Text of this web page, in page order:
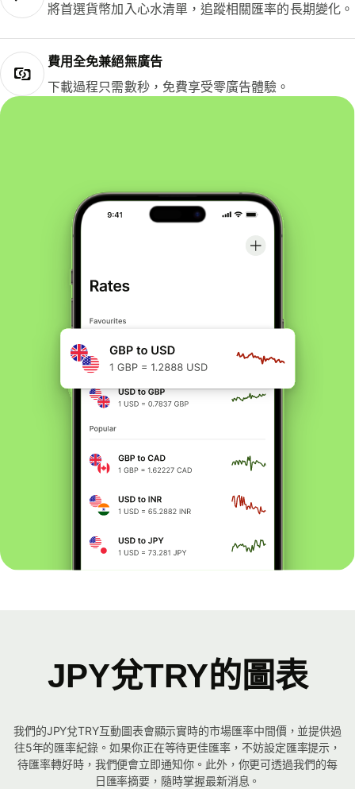
將首選貨幣加入心水清單，追蹤相關匯率的長期變化。
費用全免兼絕無廣告
下載過程只需數秒，免費享受零廣告體驗。
JPY兌TRY的圖表
我們的JPY兌TRY互動圖表會顯示實時的市場匯率中間價，並提供過
往5年的匯率紀錄。如果你正在等待更佳匯率，不妨設定匯率提示，
待匯率轉好時，我們便會立即通知你。此外，你更可透過我們的每
日匯率摘要，隨時掌握最新消息。